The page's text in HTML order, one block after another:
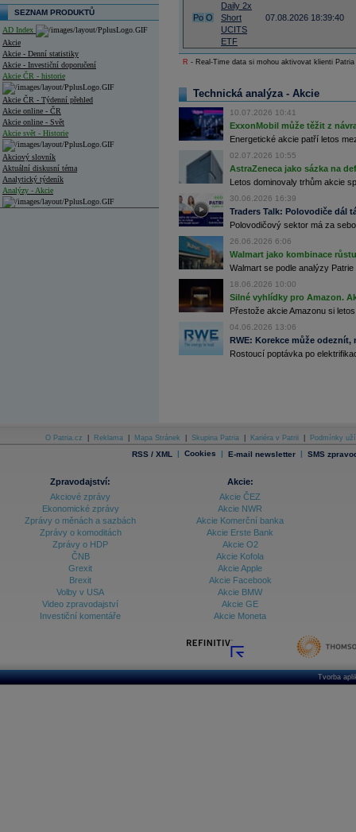
SEZNAM PRODUKTŮ
AD Index
Akcie
Akcie - Denní statistiky
Akcie - Investiční doporučení
Akcie ČR - historie
Akcie ČR - Týdenní přehled
Akcie online - ČR
Akcie online - Svět
Akcie svět - Historie
Akciový slovník
Aktuální diskusní téma
Analytický týdeník
Analýzy - Akcie
Archiv - Měsíční makroekonomické přehledy
Archiv - Vývoj české koruny
Archiv analýz - Makroukazatele
Ceny průmyslových výrobců - Data a prognózy
Ceny průmyslových výrobců - Graf (ČR)
Ceny průmyslových výrobců - Kalendář (ČR)
Ceny průmyslových výrobců - Zpravodajství
Databanka - Ceny
Po O
Daily 2x
Short
UCITS
ETF
07.08.2026 18:39:40
R - Real-Time data si mohou aktivovat klienti
Technická analýza - Akcie
10.07.2026 10:41
ExxonMobil může těžit z
Energetické akcie patří letos
02.07.2026 10:55
AstraZeneca jako sázka na
Letos dominovaly trhům akcie
30.06.2026 16:39
Traders Talk: Polovodiče dál
Polovodičový sektor má za
26.06.2026 6:06
Walmart jako kombinace
Walmart se podle analýzy
18.06.2026 10:00
Silné vyhlídky pro Amazon.
Přestože akcie Amazonu si
04.06.2026 13:06
RWE: Korekce může
Rostoucí poptávka po
O Patria.cz Reklama Mapa Stránek Skupina Patria Kariéra v Patrii Podmínky
RSS / XML | Cookies | E-mail newsletter | SMS
Zpravodajství:
Akciové zprávy
Ekonomické zprávy
Zprávy o měnách a sazbách
Zprávy o komoditách
Zprávy o HDP
ČNB
Grexit
Brexit
Volby v USA
Video zpravodajství
Investiční komentáře
Akcie:
Akcie ČEZ
Akcie NWR
Akcie Komerční banka
Akcie Erste Bank
Akcie O2
Akcie Kofola
Akcie Apple
Akcie Facebook
Akcie BMW
Akcie GE
Akcie Moneta
Tvorba